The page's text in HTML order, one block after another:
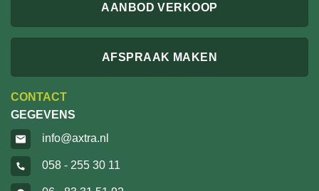
AANBOD VERKOOP
AFSPRAAK MAKEN
CONTACT
GEGEVENS
info@axtra.nl
058 - 255 30 11